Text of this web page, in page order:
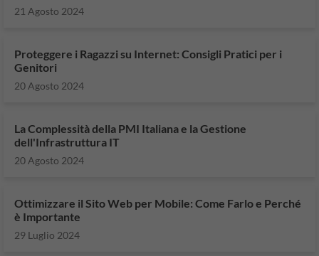
21 Agosto 2024
Proteggere i Ragazzi su Internet: Consigli Pratici per i
Genitori
20 Agosto 2024
La Complessità della PMI Italiana e la Gestione
dell'Infrastruttura IT
20 Agosto 2024
Ottimizzare il Sito Web per Mobile: Come Farlo e Perché
è Importante
29 Luglio 2024